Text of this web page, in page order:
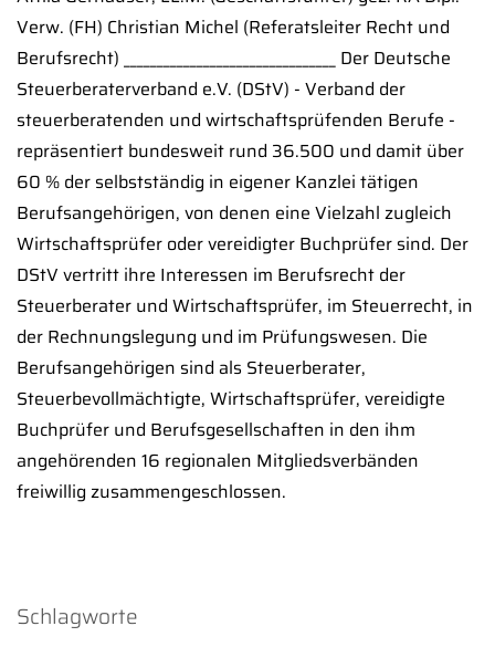
Verw. (FH) Christian Michel (Referatsleiter Recht und
Berufsrecht) ________________________________ Der Deutsche
Steuerberaterverband e.V. (DStV) - Verband der
steuerberatenden und wirtschaftsprüfenden Berufe -
repräsentiert bundesweit rund 36.500 und damit über
60 % der selbstständig in eigener Kanzlei tätigen
Berufsangehörigen, von denen eine Vielzahl zugleich
Wirtschaftsprüfer oder vereidigter Buchprüfer sind. Der
DStV vertritt ihre Interessen im Berufsrecht der
Steuerberater und Wirtschaftsprüfer, im Steuerrecht, in
der Rechnungslegung und im Prüfungswesen. Die
Berufsangehörigen sind als Steuerberater,
Steuerbevollmächtigte, Wirtschaftsprüfer, vereidigte
Buchprüfer und Berufsgesellschaften in den ihm
angehörenden 16 regionalen Mitgliedsverbänden
freiwillig zusammengeschlossen.
Schlagworte